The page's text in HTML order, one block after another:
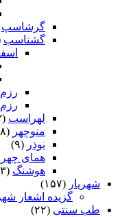
گرشاسپ
گشتاسب
رزم
رزم
لهراسب (۳)
منوچهر (۸)
نوذر (۹)
هماى
هوشنگ (۳)
شهریار (۱۵۷)
گزیده اشعار
طب سنتی (۲۲)